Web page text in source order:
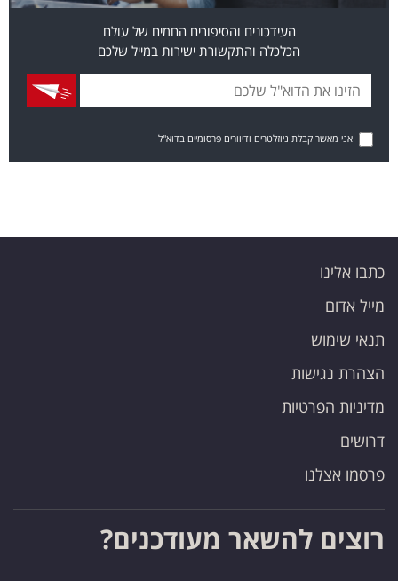
העידכונים והסיפורים החמים של עולם
הכלכלה והתקשורת ישירות במייל שלכם
אני מאשר קבלת ניוזלטרים ודיוורים פרסומיים בדוא"ל
כתבו אלינו
מייל אדום
תנאי שימוש
הצהרת נגישות
מדיניות הפרטיות
דרושים
פרסמו אצלנו
רוצים להשאר מעודכנים?